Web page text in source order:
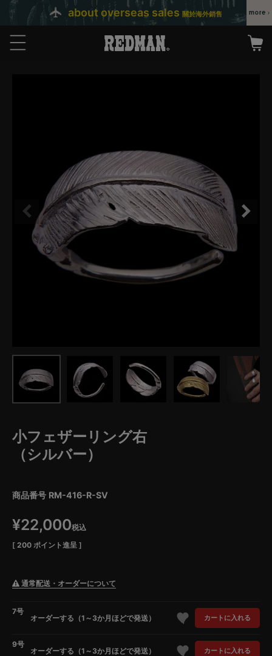
about overseas sales 關於海外銷售
小フェザーリング右
（シルバー）
商品番号 RM-416-R-SV
¥22,000税込
[ 200 ポイント進呈 ]
通常配送・オーダーについて
7号
オーダーする（1～3か月ほどで発送） カートに入れる
9号
オーダーする（1～3か月ほどで発送） カートに入れる